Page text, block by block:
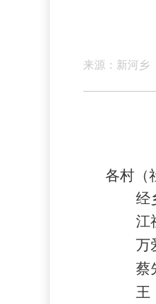
来源：新河乡
各村（
经乡
江祖
万爱
蔡先
王 彬